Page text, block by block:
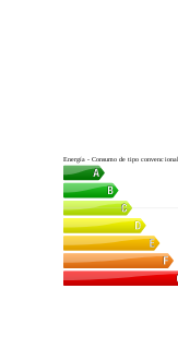
Energía - Consumo de tipo convencional